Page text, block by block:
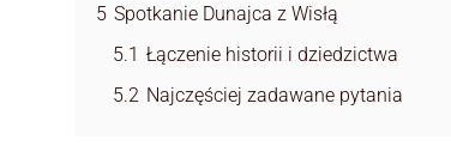
5 Spotkanie Dunajca z Wisłą
5.1 Łączenie historii i dziedzictwa
5.2 Najczęściej zadawane pytania